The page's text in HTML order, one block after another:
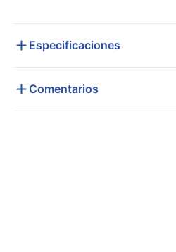
Especificaciones
Comentarios